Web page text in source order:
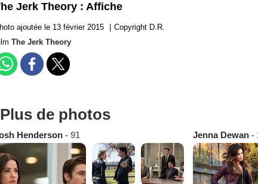
Jerk Theory : Affiche
ajoutée le 13 février 2015
Copyright D.R.
The Jerk Theory
Plus de photos
Henderson - 91 Jenna Dewan -